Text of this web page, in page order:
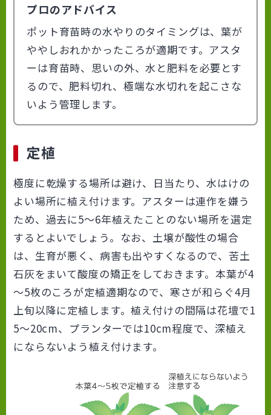
プロのアドバイス
ポット育苗時の水やりのタイミングは、葉が
ややしおれかかったころが適期です。アスタ
ーは育苗時、思いの外、水と肥料を必要とす
るので、肥料切れ、極端な水切れを起こさな
いよう管理します。
定植
極度に乾燥する場所は避け、日当たり、水はけの
よい場所に植え付けます。アスターは連作を嫌う
ため、過去に5～6年植えたことのない場所を選定
するとよいでしょう。なお、土壌が酸性の場合
は、生育が悪く、病害も出やすくなるので、苦土
石灰をまいて酸度の矯正をしておきます。本葉が4
～5枚のころが定植適期なので、寒さが和らぐ4月
上旬以降に定植します。植え付けの間隔は花壇で1
5～20cm、プランターでは10cm程度で、深植え
にならないよう植え付けます。